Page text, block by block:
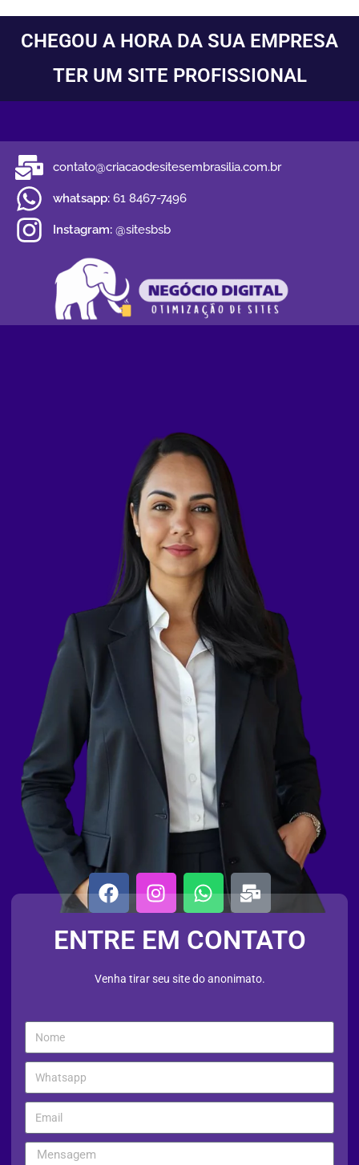
CHEGOU A HORA DA SUA EMPRESA
TER UM SITE PROFISSIONAL
contato@criacaodesitesembrasilia.com.br
whatsapp:61 8467-7496
Instagram:@sitesbsb
ENTRE EM CONTATO
Venha tirar seu site do anonimato.